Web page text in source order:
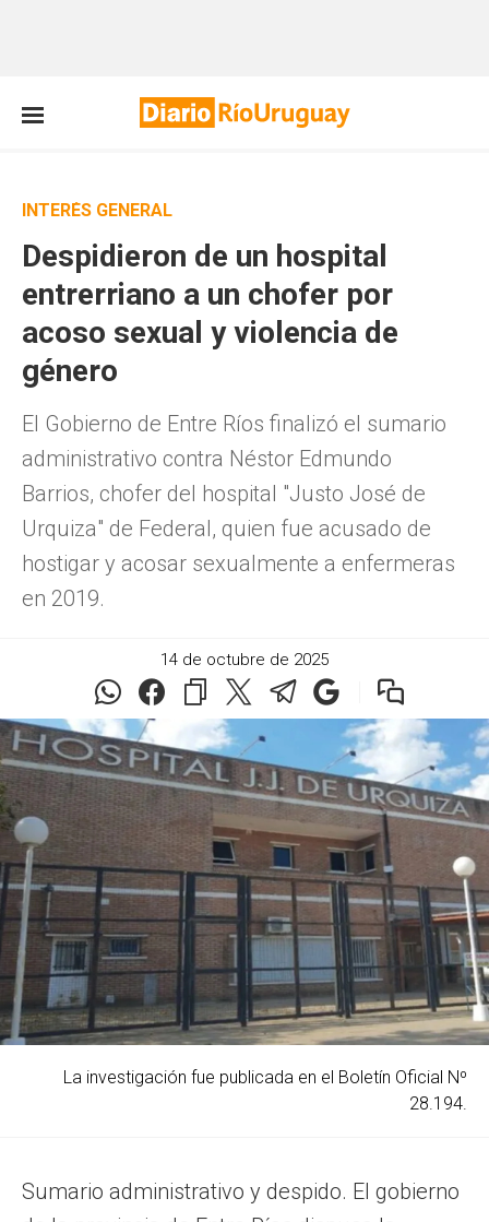
INTERÉS GENERAL
Despidieron de un hospital
entrerriano a un chofer por
acoso sexual y violencia de
género
El Gobierno de Entre Ríos finalizó el sumario
administrativo contra Néstor Edmundo
Barrios, chofer del hospital "Justo José de
Urquiza" de Federal, quien fue acusado de
hostigar y acosar sexualmente a enfermeras
en 2019.
14 de octubre de 2025
La investigación fue publicada en el Boletín Oficial Nº
28.194.
Sumario administrativo y despido. El gobierno